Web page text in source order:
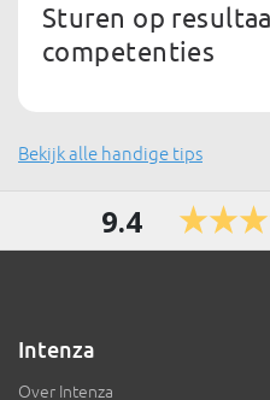
Bekijk alle handige tips
Sturen op
competenties
9.4
Intenza
Over Intenza